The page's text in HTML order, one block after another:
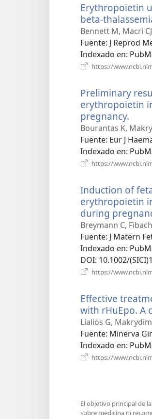
Erythropoietin
beta-
Bennett M, Macri
Fuente‎: J Reprod
Indexado en‎:
https://
Preliminary
erythropoietin
pregnancy.
una
Bourantas K,
Fuente‎: Eur J
Indexado en‎:
https://
Induction of
erythropoietin
during
Breymann C,
Fuente‎: J Matern
Indexado en‎:
DOI‎: 10.1002/
https://
Effective
with rHuEpo. A
Lialios G,
Fuente‎: Minerva
Indexado en‎:
https://
El objetivo principal de
sobre medicina ni